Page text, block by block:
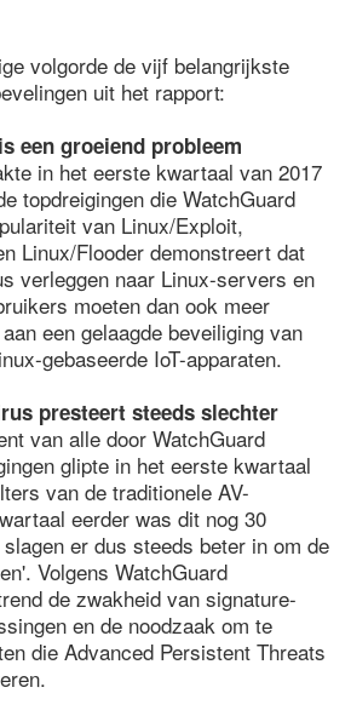
volgorde de vijf belangrijkste
uit het rapport:
een groeiend probleem
in het eerste kwartaal van 2017
topdreigingen die WatchGuard
van Linux/Exploit,
Linux/Flooder demonstreert dat
verleggen naar Linux-servers en
moeten dan ook meer
een gelaagde beveiliging van
gebaseerde IoT-apparaten.
presteert steeds slechter
van alle door WatchGuard
glipte in het eerste kwartaal
van de traditionele AV-
eerder was dit nog 30
er dus steeds beter in om de
Volgens WatchGuard
de zwakheid van signature-
en de noodzaak om te
die Advanced Persistent Threats